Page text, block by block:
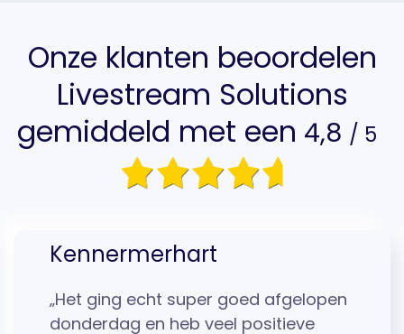
Onze klanten beoordelen
Livestream Solutions
gemiddeld met een 4,8 / 5
Kennermerhart
„Het ging echt super goed afgelopen
donderdag en heb veel positieve